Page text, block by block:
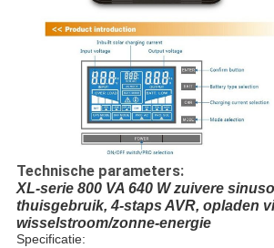
Technische parameters:
XL-serie 800 VA 640 W zuivere
thuisgebruik, 4-staps AVR, opladen
wisselstroom/zonne-energie
Specificatie: